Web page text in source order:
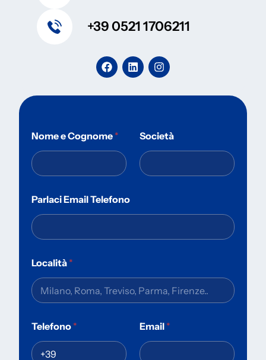
+39 0521 1706211
Nome e Cognome * Società
Parlaci Email Telefono
Località *
Telefono * Email *